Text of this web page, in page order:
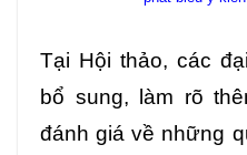
Tại Hội thảo, các
bổ sung, làm rõ
đánh giá về những